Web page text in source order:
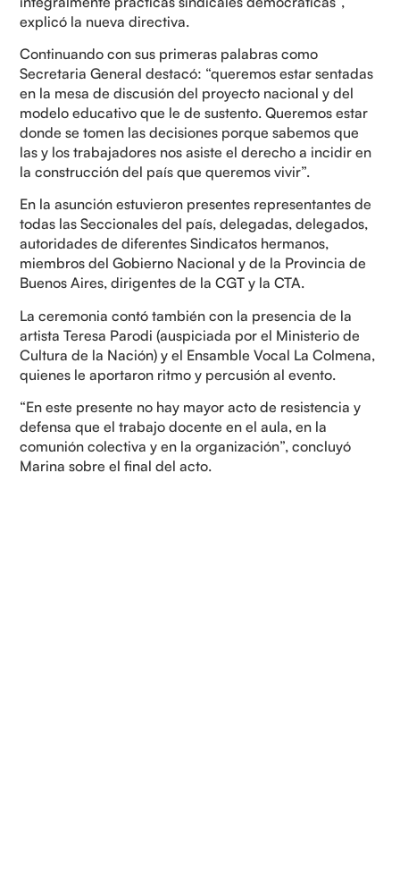
explicó la nueva directiva.
Continuando con sus primeras palabras como
Secretaria General destacó: “queremos estar sentadas
en la mesa de discusión del proyecto nacional y del
modelo educativo que le de sustento. Queremos estar
donde se tomen las decisiones porque sabemos que
las y los trabajadores nos asiste el derecho a incidir en
la construcción del país que queremos vivir”.
En la asunción estuvieron presentes representantes de
todas las Seccionales del país, delegadas, delegados,
autoridades de diferentes Sindicatos hermanos,
miembros del Gobierno Nacional y de la Provincia de
Buenos Aires, dirigentes de la CGT y la CTA.
La ceremonia contó también con la presencia de la
artista Teresa Parodi (auspiciada por el Ministerio de
Cultura de la Nación) y el Ensamble Vocal La Colmena,
quienes le aportaron ritmo y percusión al evento.
“En este presente no hay mayor acto de resistencia y
defensa que el trabajo docente en el aula, en la
comunión colectiva y en la organización”, concluyó
Marina sobre el final del acto.